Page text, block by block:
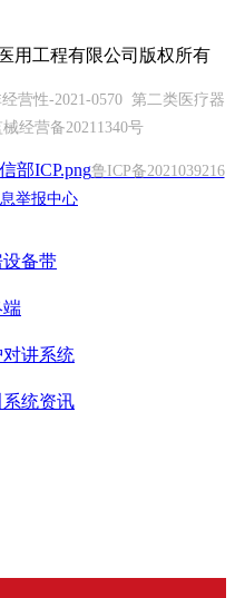
用工程有限公司版权所有
营性-2021-0570 第二类医疗器
经营备20211340号
鲁ICP备2021039216
举报中心
备带
端
对讲系统
系统资讯